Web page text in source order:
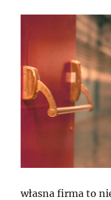
własna firma to